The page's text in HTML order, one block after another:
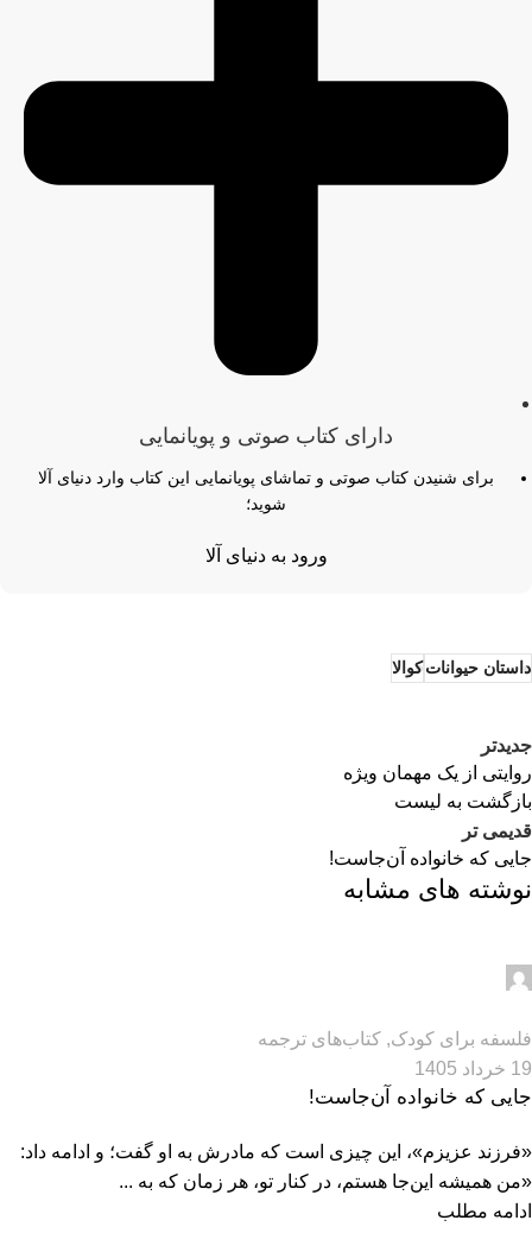
دارای کتاب صوتی و پویانمایی
برای شنیدن کتاب صوتی و تماشای پویانمایی این کتاب وارد دنیای آلا
شوید؛
ورود به دنیای آلا
داستان حیواناتکوالا
جدیدتر
روایتی از یک مهمان ویژه
بازگشت به لیست
قدیمی تر
جایی که خانواده آن‌جاست!
نوشته های مشابه
فلسفه برای کودک, کتاب‌های ترجمه
19 خرداد 1405
جایی که خانواده آن‌جاست!
«فرزند عزیزم»، این چیزی است که مادرش به او گفت؛ و ادامه داد:
«من همیشه این‌جا هستم، در کنار تو، هر زمان که به ...
ادامه مطلب